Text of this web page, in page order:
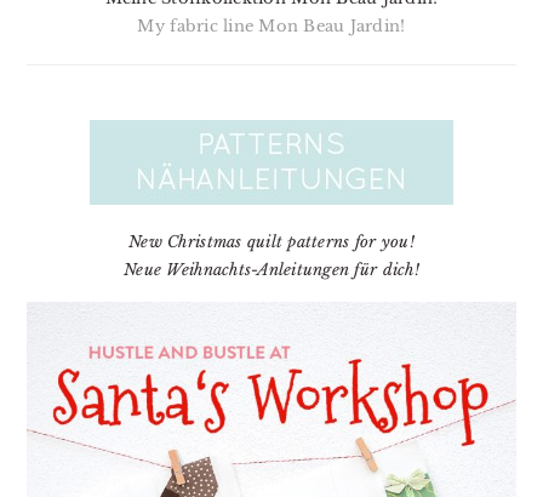
My fabric line Mon Beau Jardin!
New Christmas quilt patterns for you!
Neue Weihnachts-Anleitungen für dich!